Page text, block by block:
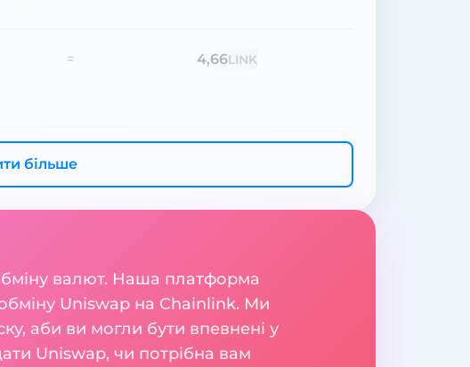
= 4,66LINK
більше
валют. Наша платформа
Uniswap на Chainlink. Ми
аби ви могли бути впевнені у
Uniswap, чи потрібна вам